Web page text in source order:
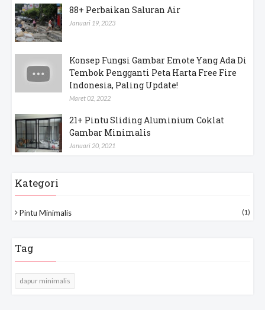
88+ Perbaikan Saluran Air
Januari 19, 2023
Konsep Fungsi Gambar Emote Yang Ada Di
Tembok Pengganti Peta Harta Free Fire
Indonesia, Paling Update!
Maret 02, 2022
21+ Pintu Sliding Aluminium Coklat
Gambar Minimalis
Januari 20, 2021
Kategori
Pintu Minimalis (1)
Tag
dapur minimalis